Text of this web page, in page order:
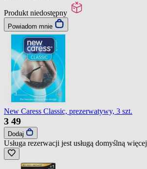
Produkt niedostępny
Powiadom mnie
New Caress Classic, prezerwatywy, 3 szt.
3 49
Dodaj
Usługa rezerwacji jest usługą domyślną więcej